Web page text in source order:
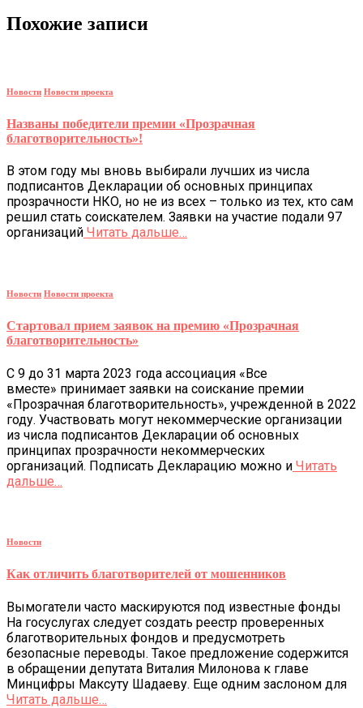
Похожие записи
Новости Новости проекта
Названы победители премии «Прозрачная
благотворительность»!
В этом году мы вновь выбирали лучших из числа
подписантов Декларации об основных принципах
прозрачности НКО, но не из всех – только из тех, кто сам
решил стать соискателем. Заявки на участие подали 97
организаций Читать дальше…
Новости Новости проекта
Стартовал прием заявок на премию «Прозрачная
благотворительность»
С 9 до 31 марта 2023 года ассоциация «Все
вместе» принимает заявки на соискание премии
«Прозрачная благотворительность», учрежденной в 2022
году. Участвовать могут некоммерческие организации
из числа подписантов Декларации об основных
принципах прозрачности некоммерческих
организаций. Подписать Декларацию можно и Читать
дальше…
Новости
Как отличить благотворителей от мошенников
Вымогатели часто маскируются под известные фонды
На госуслугах следует создать реестр проверенных
благотворительных фондов и предусмотреть
безопасные переводы. Такое предложение содержится
в обращении депутата Виталия Милонова к главе
Минцифры Максуту Шадаеву. Еще одним заслоном для
Читать дальше…